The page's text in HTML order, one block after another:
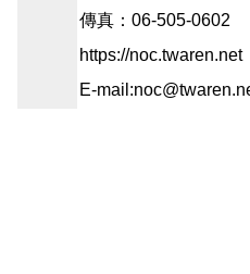
傳真：06-505-0602
https://noc.twaren.net
E-